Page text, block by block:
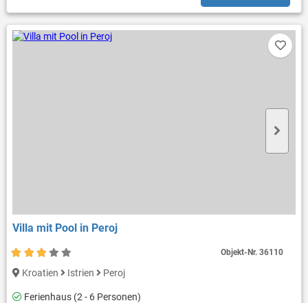
Villa mit Pool in Peroj
Kroatien Istrien Peroj
Ferienhaus (2 - 6 Personen)
Objekt-Nr.36110